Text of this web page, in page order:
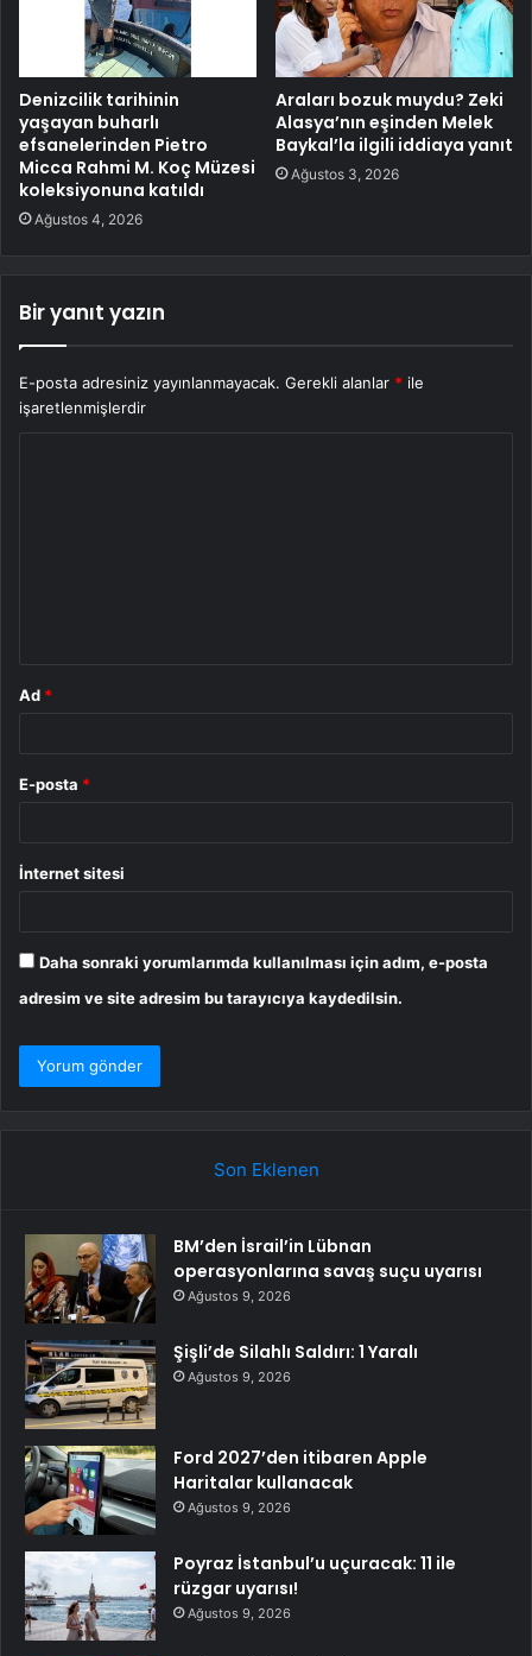
Denizcilik tarihinin
yaşayan buharlı
efsanelerinden Pietro
Micca Rahmi M. Koç Müzesi
koleksiyonuna katıldı
Ağustos 4, 2026
Araları bozuk muydu? Zeki
Alasya’nın eşinden Melek
Baykal’la ilgili iddiaya yanıt
Ağustos 3, 2026
Bir yanıt yazın
E-posta adresiniz yayınlanmayacak. Gerekli alanlar * ile
işaretlenmişlerdir
Ad *
E-posta *
İnternet sitesi
Daha sonraki yorumlarımda kullanılması için adım, e-posta
adresim ve site adresim bu tarayıcıya kaydedilsin.
Son Eklenen
BM’den İsrail’in Lübnan
operasyonlarına savaş suçu uyarısı
Ağustos 9, 2026
Şişli’de Silahlı Saldırı: 1 Yaralı
Ağustos 9, 2026
Ford 2027’den itibaren Apple
Haritalar kullanacak
Ağustos 9, 2026
Poyraz İstanbul’u uçuracak: 11 ile
rüzgar uyarısı!
Ağustos 9, 2026